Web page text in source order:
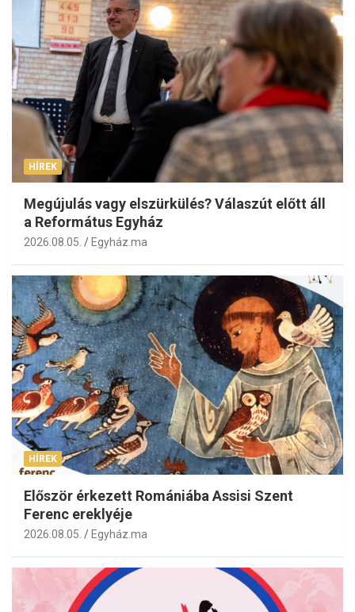
HÍREK
Megújulás vagy elszürkülés? Válaszút előtt áll
a Református Egyház
2026.08.05. Egyház.ma
HÍREK
Először érkezett Romániába Assisi Szent
Ferenc ereklyéje
2026.08.05. Egyház.ma